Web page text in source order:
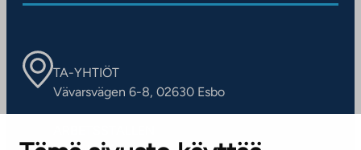
TA-YHTIÖT
Vävarsvägen 6-8, 02630 Esbo